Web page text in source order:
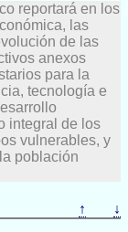
reportará en los
las
de las
anexos
para la
tecnología e
integral de los
vulnerables, y
población
↑ ↓